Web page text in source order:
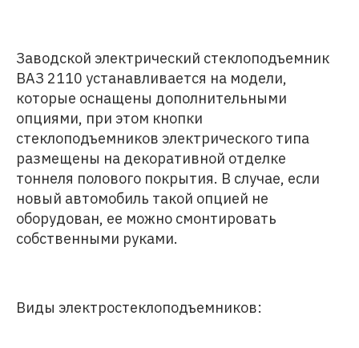
Заводской электрический стеклоподъемник
ВАЗ 2110 устанавливается на модели,
которые оснащены дополнительными
опциями, при этом кнопки
стеклоподъемников электрического типа
размещены на декоративной отделке
тоннеля полового покрытия. В случае, если
новый автомобиль такой опцией не
оборудован, ее можно смонтировать
собственными руками.
Виды электростеклоподъемников: